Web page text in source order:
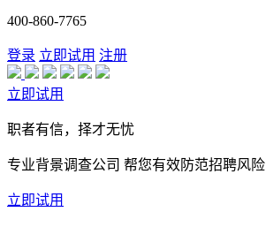
400-860-7765
登录 立即试用 注册
立即试用
职者有信，择才无忧
专业背景调查公司 帮您有效防范招聘风险
立即试用